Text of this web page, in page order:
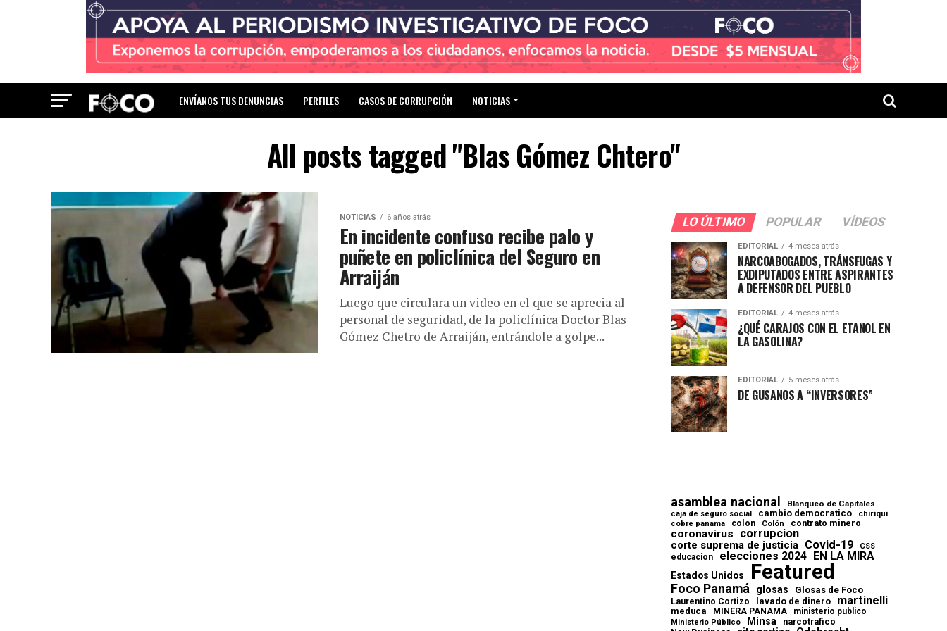
ENVÍANOS TUS DENUNCIAS PERFILES CASOS DE CORRUPCIÓN NOTICIAS
All posts tagged "Blas Gómez Chtero"
NOTICIAS 6 años atrás
En incidente confuso recibe palo y
puñete en policlínica del Seguro en
Arraiján
Luego que circulara un video en el que se aprecia al
personal de seguridad, de la policlínica Doctor Blas
Gómez Chetro de Arraiján, entrándole a golpe...
LO ÚLTIMO POPULAR VÍDEOS
EDITORIAL 4 meses atrás
NARCOABOGADOS, TRÁNSFUGAS Y
EXDIPUTADOS ENTRE ASPIRANTES
A DEFENSOR DEL PUEBLO
EDITORIAL 4 meses atrás
¿QUÉ CARAJOS CON EL ETANOL EN
LA GASOLINA?
EDITORIAL 5 meses atrás
DE GUSANOS A “INVERSORES”
asamblea nacional Blanqueo de Capitales
caja de seguro social cambio democratico chiriqui
cobre panama colon Colón contrato minero
coronavirus corrupcion
corte suprema de justicia Covid-19 CSS
educacion elecciones 2024 EN LA MIRA
Estados Unidos Featured
Foco Panamá glosas Glosas de Foco
Laurentino Cortizo lavado de dinero martinelli
meduca MINERA PANAMA ministerio publico
Ministerio Público Minsa
narcotrafico